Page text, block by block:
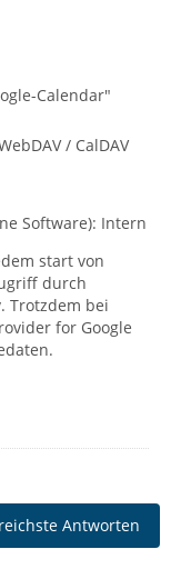
Calendar"
/ CalDAV
Software): Intern
start von
durch
Trotzdem bei
for Google
Antworten